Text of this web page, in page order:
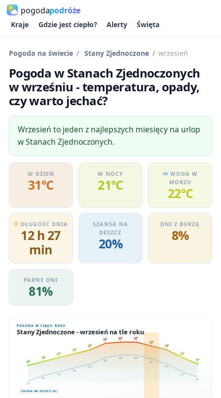
pogodapodróże
Kraje Gdzie jest ciepło? Alerty Święta
Pogoda na świecie Stany Zjednoczone wrzesień
Pogoda w Stanach Zjednoczonych
w wrześniu - temperatura, opady,
czy warto jechać?
Wrzesień to jeden z najlepszych miesięcy na urlop
w Stanach Zjednoczonych.
W DZIEŃ
31℃
W NOCY
21℃
WODA W
MORZU
22℃
DŁUGOŚĆ DNIA
12 h 27
min
SZANSA NA
DESZCZ
20%
DNI Z BURZĄ
8%
PARNE DNI
81%